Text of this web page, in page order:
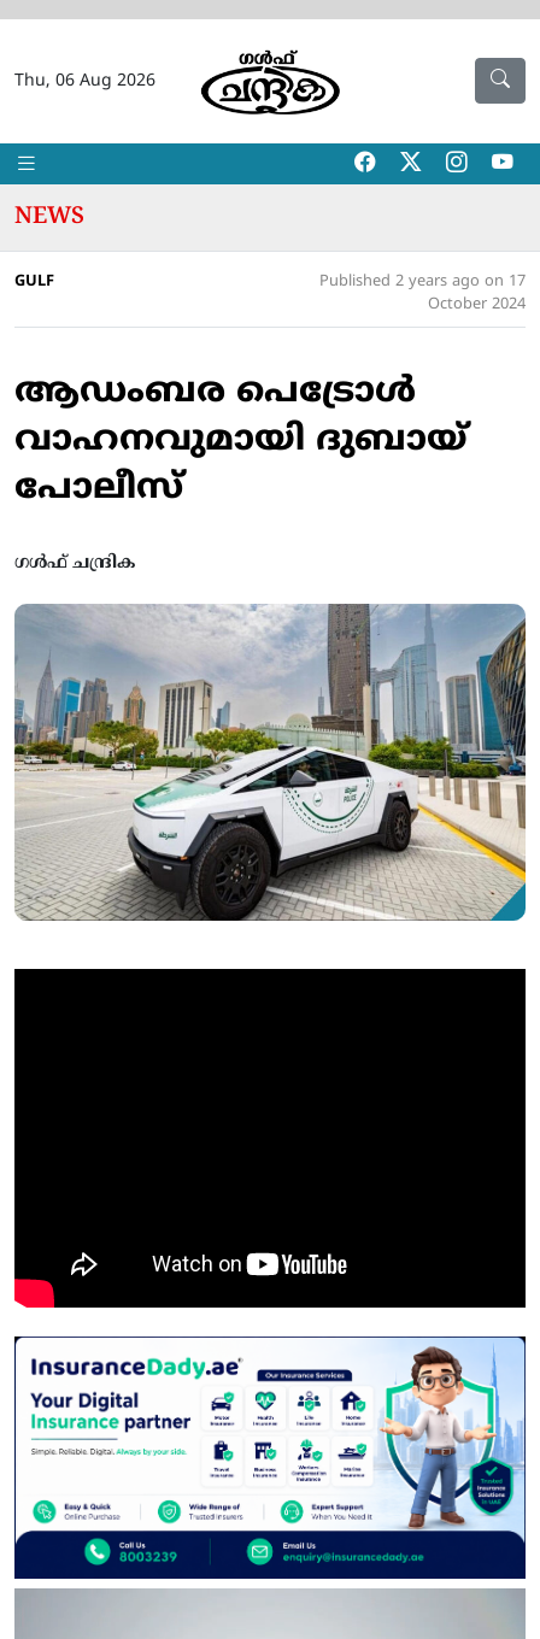
Thu, 06 Aug 2026
NEWS
GULF
Published 2 years ago on 17
October 2024
ആഡംബര പെട്രോൾ
വാഹനവുമായി ദുബായ്
പോലീസ്
ഗൾഫ് ചന്ദ്രിക